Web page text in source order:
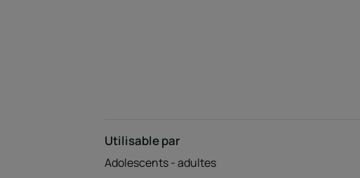
Utilisable par
Adolescents - adultes